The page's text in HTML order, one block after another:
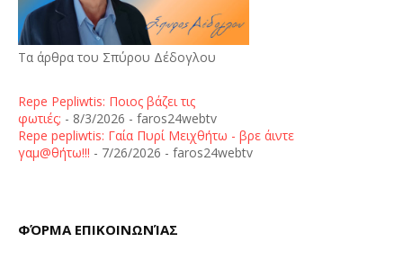
Τα άρθρα του Σπύρου Δέδογλου
Repe Pepliwtis: Ποιος βάζει τις
φωτιές; - 8/3/2026 - faros24webtv
Repe pepliwtis: Γαία Πυρί Μειχθήτω - βρε άιντε
γαμ@θήτω!!! - 7/26/2026 - faros24webtv
ΦΌΡΜΑ ΕΠΙΚΟΙΝΩΝΊΑΣ